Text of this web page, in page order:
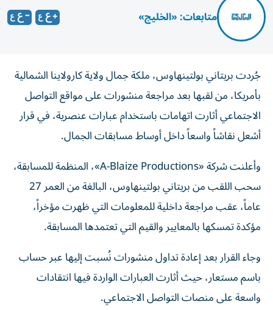
متابعات: «الخليج»
جُردت بريتاني بولتينهاوس، ملكة جمال ولاية كارولاينا الشمالية
بأمريكا، من لقبها بعد مراجعة منشورات على مواقع التواصل
الاجتماعي أثارت اتهامات باستخدام عبارات عنصرية، في قرار
أشعل نقاشاً واسعاً داخل أوساط مسابقات الجمال.
وأعلنت شركة «A-Blaize Productions»، المنظمة للمسابقة،
سحب اللقب من بريتاني بولتينهاوس، البالغة من العمر 27
عاماً، عقب مراجعة داخلية للمعلومات التي ظهرت مؤخراً،
مؤكدة تمسكها بالمعايير والقيم التي تعتمدها المسابقة.
وجاء القرار بعد إعادة تداول منشورات نُسبت إليها عبر حساب
باسم مستعار، حيث أثارت العبارات الواردة فيها انتقادات
واسعة على منصات التواصل الاجتماعي.